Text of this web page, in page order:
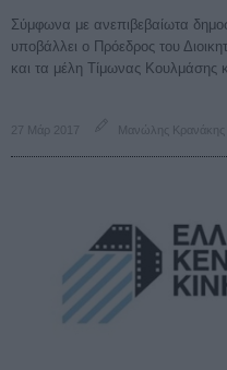
Σύμφωνα με ανεπιβεβαίωτα
υποβάλλει ο Πρόεδρος του
και τα μέλη Τίμωνας Κουλμάσης
27 Μάρ 2017 Μανώλης Κρανάκης